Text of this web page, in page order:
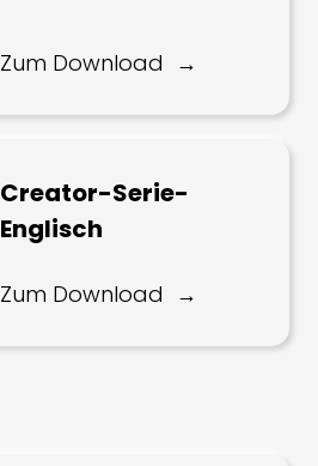
Zum Download
Creator-Serie-
Englisch
Zum Download